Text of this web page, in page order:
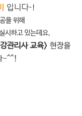
입니다-!
을 위해
시하고 있는데요,
관리사 교육> 현장을
-^^!